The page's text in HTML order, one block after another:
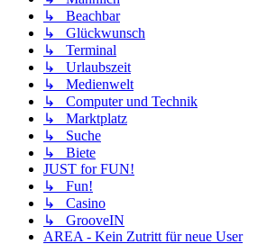
↳ Beachbar
↳ Glückwunsch
↳ Terminal
↳ Urlaubszeit
↳ Medienwelt
↳ Computer und Technik
↳ Marktplatz
↳ Suche
↳ Biete
JUST for FUN!
↳ Fun!
↳ Casino
↳ GrooveIN
AREA - Kein Zutritt für neue User